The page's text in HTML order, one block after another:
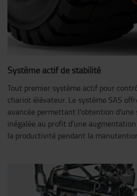
Système actif de stabilité
Tout premier système actif pour
chariot élévateur. Le système SAS
avancée permettant l'obtention
inégalée au profit d’une
la productivité pendant la